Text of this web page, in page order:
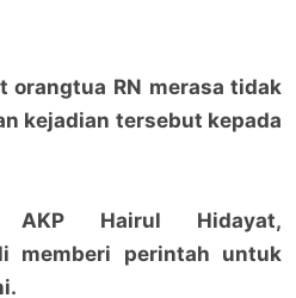
orangtua RN merasa tidak
kejadian tersebut kepada
AKP Hairul Hidayat,
memberi perintah untuk